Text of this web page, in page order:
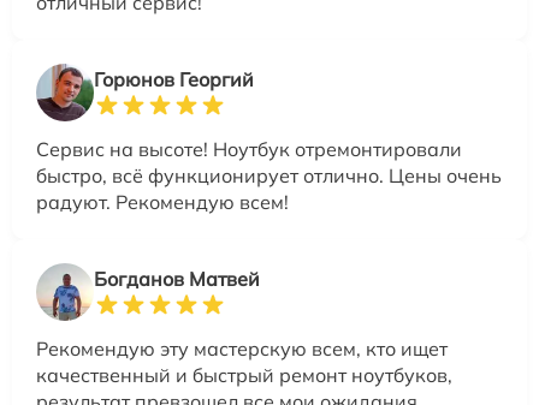
Горюнов Георгий
Сервис на высоте! Ноутбук отремонтировали
быстро, всё функционирует отлично. Цены очень
радуют. Рекомендую всем!
Богданов Матвей
Рекомендую эту мастерскую всем, кто ищет
качественный и быстрый ремонт ноутбуков,